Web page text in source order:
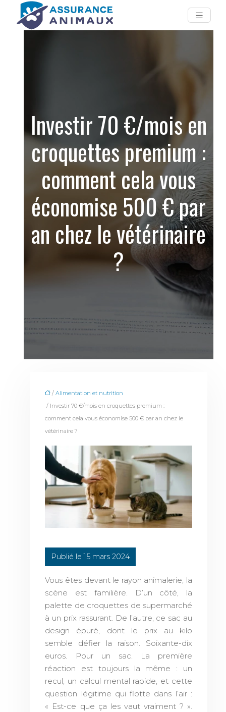
Investir 70 €/mois en
croquettes premium :
comment cela vous
économise 500 € par
an chez le vétérinaire
?
/Alimentation et nutrition
/ Investir 70 €/mois en croquettes premium :
comment cela vous économise 500 € par an chez le
vétérinaire ?
Publié le 15 mars 2024
Vous êtes devant le rayon animalerie, la
scène est familière. D’un côté, la
palette de croquettes de supermarché
à un prix rassurant. De l’autre, ce sac au
design épuré, dont le prix au kilo
semble défier la raison. Soixante-dix
euros. Pour un sac. La première
réaction est toujours la même : un
recul, un calcul mental rapide, et cette
question légitime qui flotte dans l’air :
« Est-ce que ça les vaut vraiment ? ».